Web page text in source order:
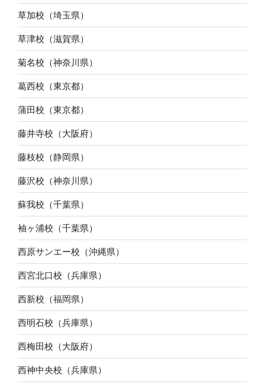
草加校（埼玉県）
草津校（滋賀県）
菊名校（神奈川県）
葛西校（東京都）
蒲田校（東京都）
藤井寺校（大阪府）
藤枝校（静岡県）
藤沢校（神奈川県）
蘇我校（千葉県）
袖ヶ浦校（千葉県）
西原サンエー校（沖縄県）
西宮北口校（兵庫県）
西新校（福岡県）
西明石校（兵庫県）
西梅田校（大阪府）
西神中央校（兵庫県）